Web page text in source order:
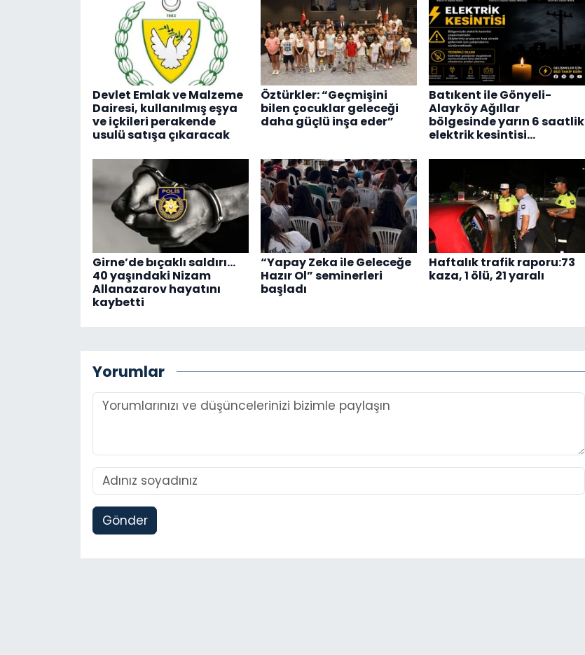
Devlet Emlak ve Malzeme
Dairesi, kullanılmış eşya
ve içkileri perakende
usulü satışa çıkaracak
Öztürkler: “Geçmişini
bilen çocuklar geleceği
daha güçlü inşa eder”
Batıkent ile Gönyeli-
Alayköy Ağıllar
bölgesinde yarın 6 saatlik
elektrik kesintisi…
Girne’de bıçaklı saldırı…
40 yaşındaki Nizam
Allanazarov hayatını
kaybetti
“Yapay Zeka ile Geleceğe
Hazır Ol” seminerleri
başladı
Haftalık trafik raporu:73
kaza, 1 ölü, 21 yaralı
Yorumlar
Gönder